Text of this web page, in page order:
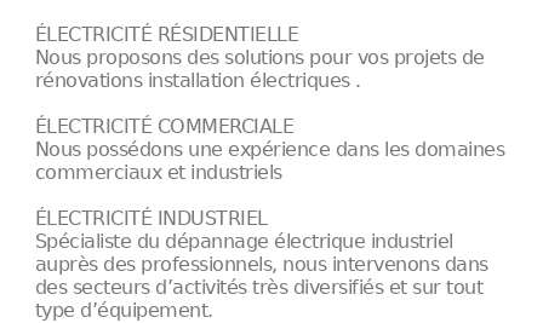
ÉLECTRICITÉ RÉSIDENTIELLE
Nous proposons des solutions pour vos projets de
rénovations installation électriques .
ÉLECTRICITÉ COMMERCIALE
Nous possédons une expérience dans les domaines
commerciaux et industriels
ÉLECTRICITÉ INDUSTRIEL
Spécialiste du dépannage électrique industriel
auprès des professionnels, nous intervenons dans
des secteurs d’activités très diversifiés et sur tout
type d’équipement.